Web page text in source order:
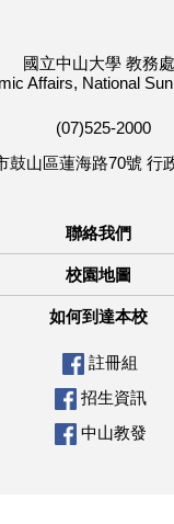
國立中山大學 教務處
Affairs, National
(07)525-2000
鼓山區蓮海路70號 行
聯絡我們
校園地圖
如何到達本校
註冊組
招生資訊
中山教發